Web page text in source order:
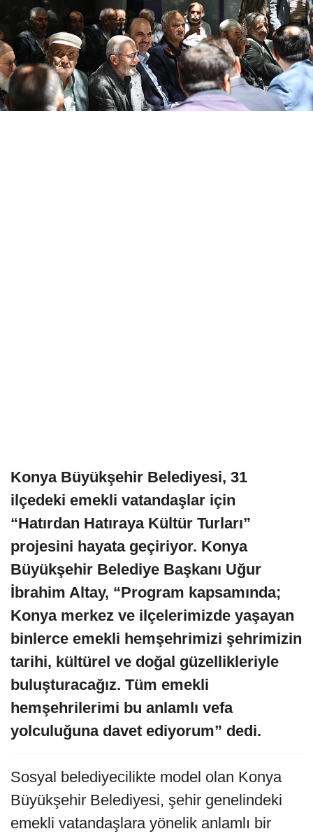
Konya Büyükşehir Belediyesi, 31
ilçedeki emekli vatandaşlar için
“Hatırdan Hatıraya Kültür Turları”
projesini hayata geçiriyor. Konya
Büyükşehir Belediye Başkanı Uğur
İbrahim Altay, “Program kapsamında;
Konya merkez ve ilçelerimizde yaşayan
binlerce emekli hemşehrimizi şehrimizin
tarihi, kültürel ve doğal güzellikleriyle
buluşturacağız. Tüm emekli
hemşehrilerimi bu anlamlı vefa
yolculuğuna davet ediyorum” dedi.
Sosyal belediyecilikte model olan Konya
Büyükşehir Belediyesi, şehir genelindeki
emekli vatandaşlara yönelik anlamlı bir